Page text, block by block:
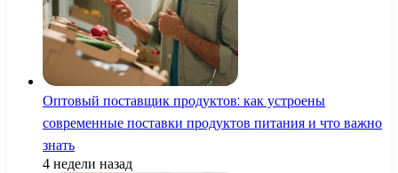
Оптовый поставщик продуктов: как устроены
современные поставки продуктов питания и что важно
знать
4 недели назад